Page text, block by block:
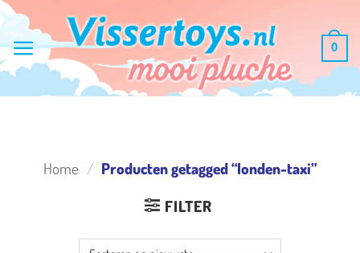
Ga
inhoud
0
Home / Producten getagged “londen-taxi”
FILTER